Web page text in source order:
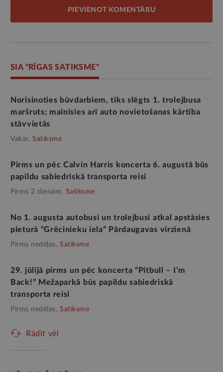
PIEVIENOT KOMENTĀRU
SIA "RĪGAS SATIKSME"
Norisinoties būvdarbiem, tiks slēgts 1. trolejbusa
maršruts; mainīsies arī auto novietošanas kārtība
stāvvietās
Vakar, Satiksme
Pirms un pēc Calvin Harris koncerta 6. augustā būs
papildu sabiedriskā transporta reisi
Pirms 2 dienām, Satiksme
No 1. augusta autobusi un trolejbusi atkal apstāsies
pieturā “Grēcinieku iela” Pārdaugavas virzienā
Pirms nedēļas, Satiksme
29. jūlijā pirms un pēc koncerta “Pitbull – I’m
Back!” Mežaparkā būs papildu sabiedriskā
transporta reisi
Pirms nedēļas, Satiksme
Rādīt vēl